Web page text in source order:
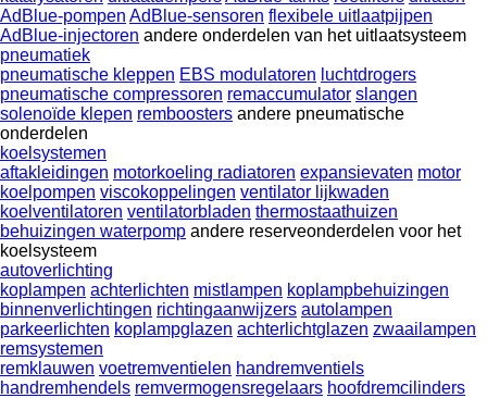
AdBlue-pompen AdBlue-sensoren flexibele uitlaatpijpen
AdBlue-injectoren andere onderdelen van het uitlaatsysteem
pneumatiek
pneumatische kleppen EBS modulatoren luchtdrogers
pneumatische compressoren remaccumulator slangen
solenoïde klepen remboosters andere pneumatische
onderdelen
koelsystemen
aftakleidingen motorkoeling radiatoren expansievaten motor
koelpompen viscokoppelingen ventilator lijkwaden
koelventilatoren ventilatorbladen thermostaathuizen
behuizingen waterpomp andere reserveonderdelen voor het
koelsysteem
autoverlichting
koplampen achterlichten mistlampen koplampbehuizingen
binnenverlichtingen richtingaanwijzers autolampen
parkeerlichten koplampglazen achterlichtglazen zwaailampen
remsystemen
remklauwen voetremventielen handremventiels
handremhendels remvermogensregelaars hoofdremcilinders